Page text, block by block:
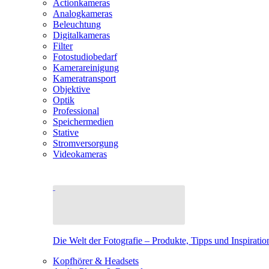
Actionkameras
Analogkameras
Beleuchtung
Digitalkameras
Filter
Fotostudiobedarf
Kamerareinigung
Kameratransport
Objektive
Optik
Professional
Speichermedien
Stative
Stromversorgung
Videokameras
Die Welt der Fotografie – Produkte, Tipps und
Kopfhörer & Headsets